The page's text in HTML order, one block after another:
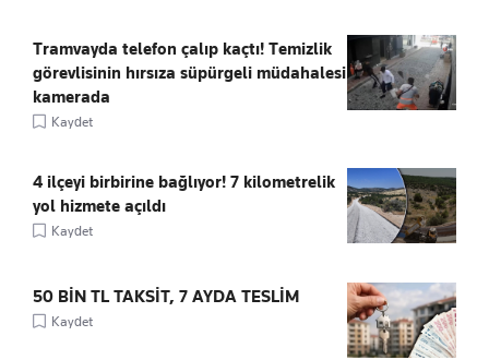
Tramvayda telefon çalıp kaçtı! Temizlik
görevlisinin hırsıza süpürgeli müdahalesi
kamerada
Kaydet
4 ilçeyi birbirine bağlıyor! 7 kilometrelik
yol hizmete açıldı
Kaydet
50 BİN TL TAKSİT, 7 AYDA TESLİM
Kaydet